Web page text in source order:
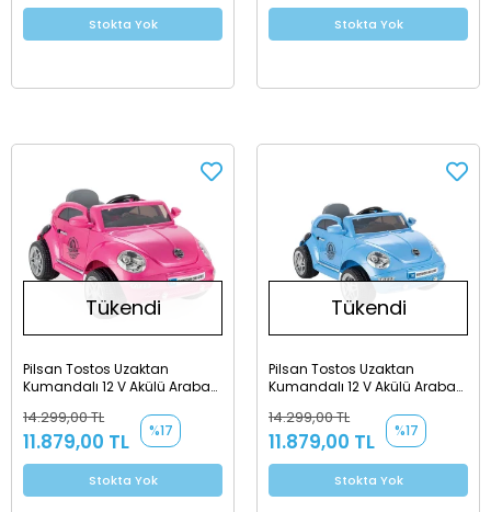
Stokta Yok Stokta Yok
Tükendi
Pilsan Tostos Uzaktan
Kumandalı 12 V Akülü Araba
14.299,00 TL
11.879,00 TL %17
Stokta Yok
Tükendi
Pilsan Tostos Uzaktan
Kumandalı 12 V Akülü Araba
14.299,00 TL
11.879,00 TL %17
Stokta Yok